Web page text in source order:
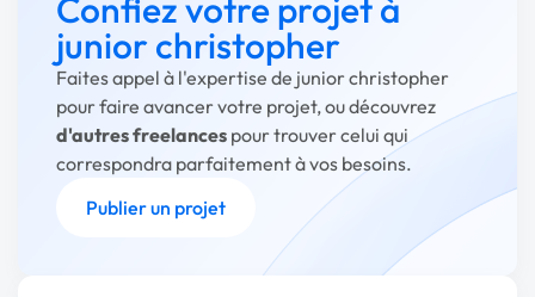
Confiez votre projet à
junior christopher
Faites appel à l'expertise de junior christopher
pour faire avancer votre projet, ou découvrez
d'autres freelances pour trouver celui qui
correspondra parfaitement à vos besoins.
Publier un projet